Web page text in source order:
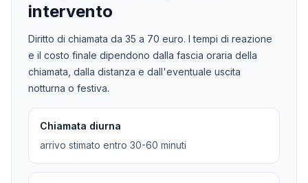
intervento
Diritto di chiamata da 35 a 70 euro. I tempi di reazione
e il costo finale dipendono dalla fascia oraria della
chiamata, dalla distanza e dall'eventuale uscita
notturna o festiva.
Chiamata diurna
arrivo stimato entro 30-60 minuti